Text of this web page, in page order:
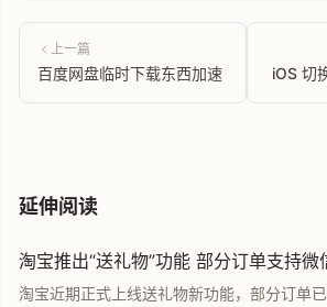
上一篇
百度网盘临时下载东西加速 iOS 切
延伸阅读
淘宝推出“送礼物”功能 部分订单支持微
淘宝近期正式上线送礼物新功能，部分订单